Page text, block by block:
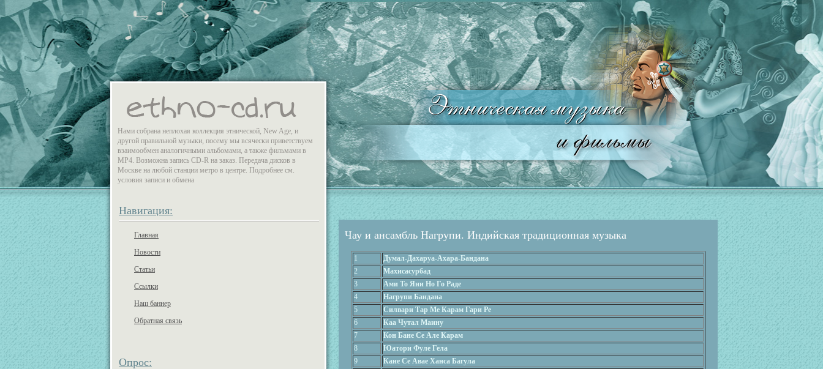
Нами собрана неплохая коллекция этнической, New Age, и
другой правильной музыки, посему мы всячески приветствуем
взаимообмен аналогичными альбомами, а также фильмами в
MP4. Возможна запись CD-R на заказ. Передача дисков в
Москве на любой станции метро в центре. Подробнее см.
условия записи и обмена
Навигация:
Главная
Новости
Статьи
Ссылки
Наш баннер
Обратная связь
Опрос:
Чау и ансамбль Нагрупи. Индийская традиционная музыка
1
Думал-Дахаруа-Ахара-Бандана
2
Махисасурбад
3
Ами То Яни Но Го Раде
4
Нагрупи Бандана
5
Силвари Тар Ме Карам Гари Ре
6
Каа Чутал Маину
7
Кон Бане Се Але Карам
8
Юатори Фуле Гела
9
Кане Се Авае Ханса Багула